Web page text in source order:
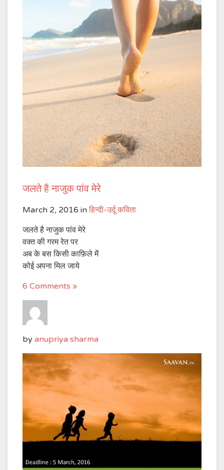
जलते है नाजुक पांव मेरे
March 2, 2016 in हिन्दी-उर्दू कविता
जलते है नाजुक पांव मेरे
वक्त की गरम रेत पर
अब के बस किसी काफ़िले में
कोई अपना मिल जाये
6 Comments »
by anupriya sharma